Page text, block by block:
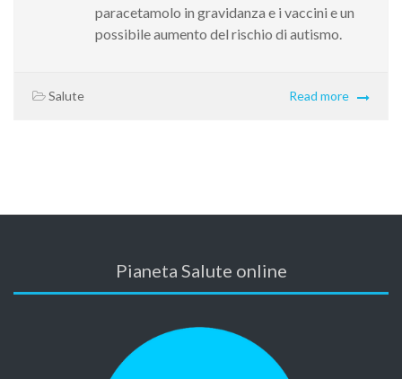
paracetamolo in gravidanza e i vaccini e un
possibile aumento del rischio di autismo.
Salute Read more
Pianeta Salute online